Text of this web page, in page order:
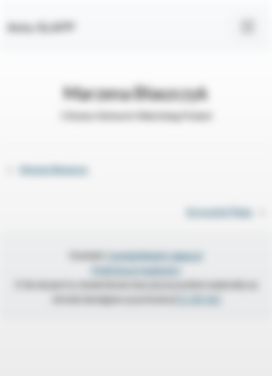
Anty-SLAPP
Marzena Błaszczyk
Citizens Network Watchdog Poland
Simone Benazzo
Krzysztof Pluta
Kontakt:
kontakt@anti-slapp.pl
Polityka prywatności
O ile nie jest to stwierdzone inaczej wszystkie materiały na